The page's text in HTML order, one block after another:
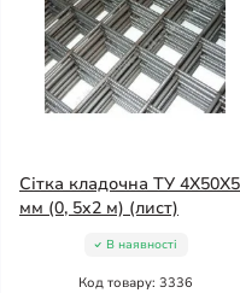
Сітка кладочна ТУ
мм (0, 5x2 м) (лист)
В наявності
Код товару: 3336